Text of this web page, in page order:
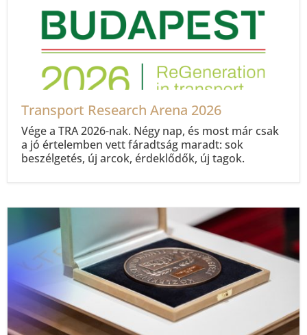
Transport Research Arena 2026
Vége a TRA 2026-nak. Négy nap, és most már csak
a jó értelemben vett fáradtság maradt: sok
beszélgetés, új arcok, érdeklődők, új tagok.